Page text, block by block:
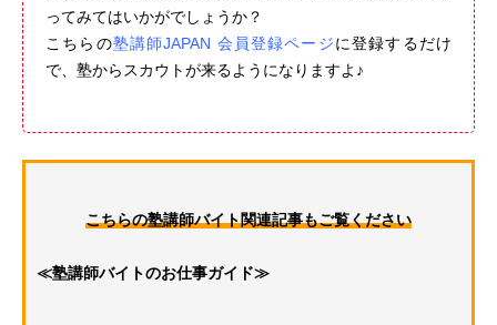
ってみてはいかがでしょうか？
こちらの塾講師JAPAN 会員登録ページに登録するだけ
で、塾からスカウトが来るようになりますよ♪
こちらの塾講師バイト関連記事もご覧ください
≪塾講師バイトのお仕事ガイド≫